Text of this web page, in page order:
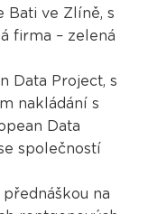
Bati ve Zlíně, s
firma – zelená
Data Project, s
nakládání s
Data
společností
přednáškou na